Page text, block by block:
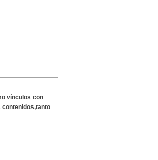
vínculos con
contenidos,tanto